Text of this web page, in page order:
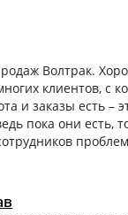
Волтрак.
клиентов, с
и заказы есть –
пока они есть,